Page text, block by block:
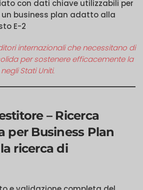
con dati chiave utilizzabili per
un business plan adatto alla
E-2
internazionali che necessitano di
per sostenere efficacemente la
Stati Uniti.
– Ricerca
per Business Plan
ricerca di